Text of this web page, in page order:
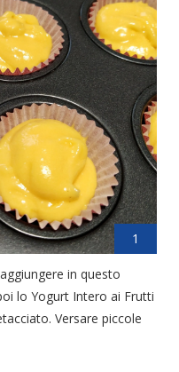
1
in questo
lo Yogurt Intero ai Frutti
Versare piccole